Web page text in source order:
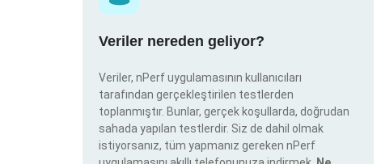
Veriler nereden geliyor?
Veriler, nPerf uygulamasının kullanıcıları
tarafından gerçekleştirilen testlerden
toplanmıştır. Bunlar, gerçek koşullarda, doğrudan
sahada yapılan testlerdir. Siz de dahil olmak
istiyorsanız, tüm yapmanız gereken nPerf